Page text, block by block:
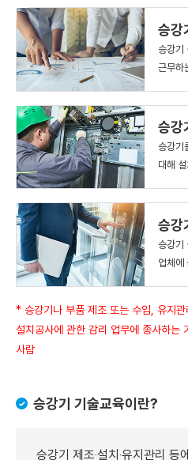
승강
승강기
근무하
승강
승강기
대해
승강
승강기
업체에
* 승강기나 부품 제조 또는 수입, 유지
설치공사에 관한 감리 업무에 종사하는
사람
승강기 기술교육이란?
승강기 제조‧설치‧유지관리 등